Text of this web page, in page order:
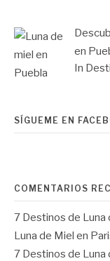
en
In
SÍGUEME EN
COMENTARIOS
7 Destinos de Luna
Luna de Miel en
7 Destinos de Luna